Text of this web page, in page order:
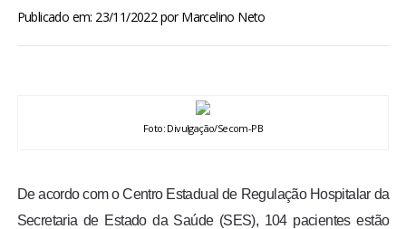
BRASIL
ENTRETENIMENTO
Publicado em: 23/11/2022porMarcelino Neto
Foto: Divulgação/Secom-PB
De acordo com o Centro Estadual de Regulação Hospitalar da
Secretaria de Estado da Saúde (SES), 104 pacientes estão